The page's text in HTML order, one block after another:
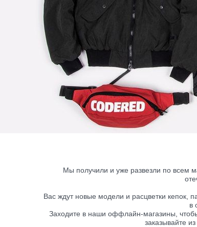
Мы получили и уже развезли по всем
Вас ждут новые модели и расцветки кепок,
в
Заходите в наши оффлайн-магазины,
заказывайте